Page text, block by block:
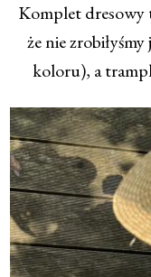
Komplet dresowy
że nie
koloru), a